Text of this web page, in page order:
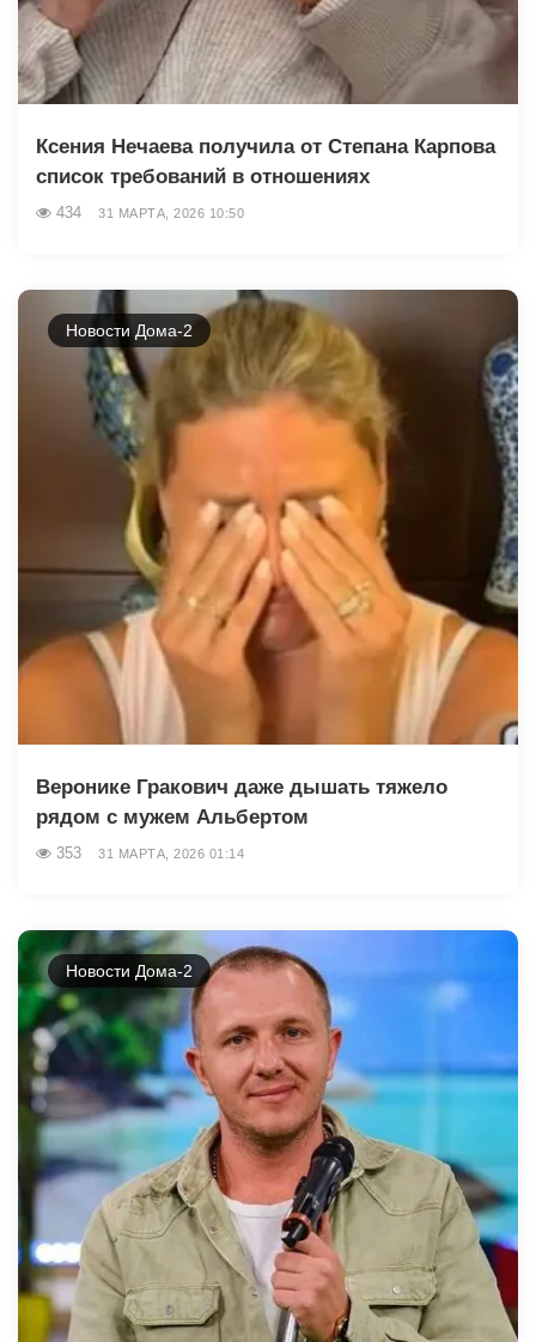
Ксения Нечаева получила от Степана Карпова
список требований в отношениях
434 31 МАРТА, 2026 10:50
Новости Дома-2
Веронике Гракович даже дышать тяжело
рядом с мужем Альбертом
353 31 МАРТА, 2026 01:14
Новости Дома-2